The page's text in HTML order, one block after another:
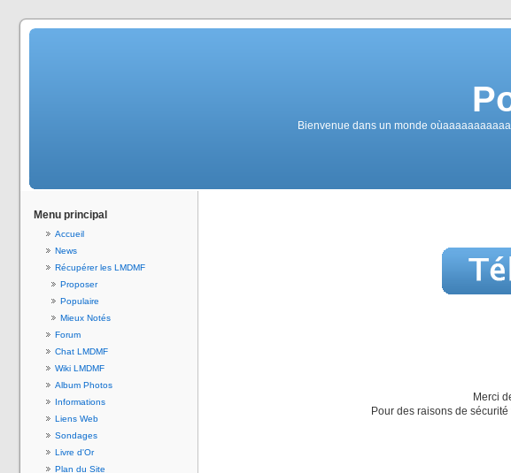
Bienvenue dans un monde
Menu principal
Accueil
News
Récupérer les LMDMF
Proposer
Populaire
Mieux Notés
Forum
Chat LMDMF
Wiki LMDMF
Album Photos
Informations
Liens Web
Sondages
Livre d'Or
Plan du Site
Merci
Pour des raisons de